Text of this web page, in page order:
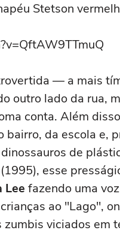
Stetson
— a mais
outro lado da rua,
conta. Além
da escola e,
de
esse
Lee fazendo uma
ao "Lago",
viciados em